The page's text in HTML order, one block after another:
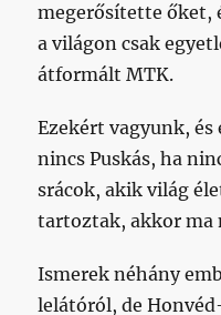
megerősítette őket,
a világon csak
átformált MTK.
Ezekért vagyunk,
nincs Puskás, ha
srácok, akik világ
tartoztak, akkor ma
Ismerek néhány
lelátóról, de